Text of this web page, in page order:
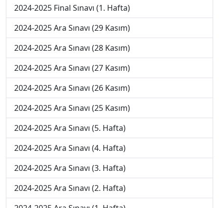
2024-2025 Final Sınavı (1. Hafta)
2024-2025 Ara Sınavı (29 Kasım)
2024-2025 Ara Sınavı (28 Kasım)
2024-2025 Ara Sınavı (27 Kasım)
2024-2025 Ara Sınavı (26 Kasım)
2024-2025 Ara Sınavı (25 Kasım)
2024-2025 Ara Sınavı (5. Hafta)
2024-2025 Ara Sınavı (4. Hafta)
2024-2025 Ara Sınavı (3. Hafta)
2024-2025 Ara Sınavı (2. Hafta)